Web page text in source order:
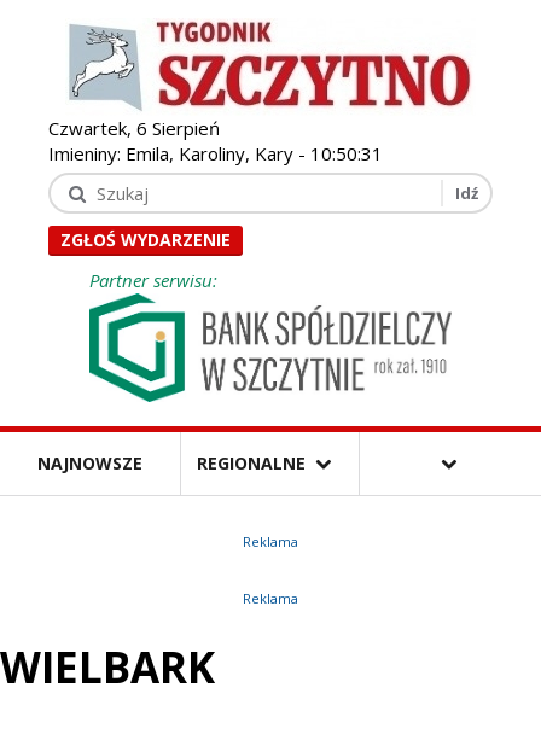
Czwartek, 6 Sierpień
Imieniny: Emila, Karoliny, Kary - 10:50:33
ZGŁOŚ WYDARZENIE
Partner serwisu:
NAJNOWSZE REGIONALNE
Reklama
Reklama
WIELBARK